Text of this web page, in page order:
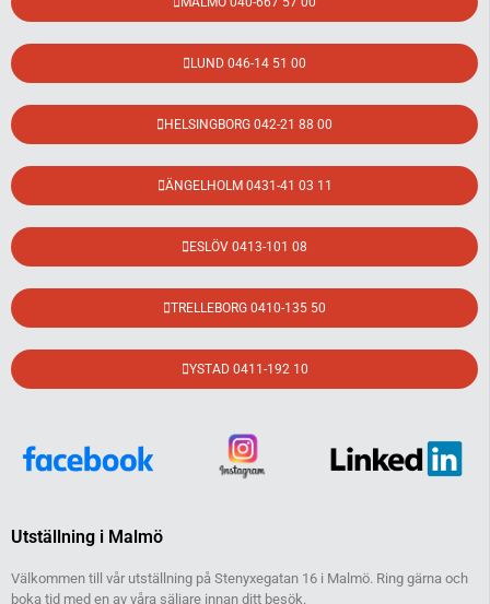
LUND 046-14 51 00
HELSINGBORG 042-21 88 00
ÄNGELHOLM 0431-41 03 11
ESLÖV 0413-101 08
TRELLEBORG 0410-135 50
YSTAD 0411-192 10
Utställning i Malmö
Välkommen till vår utställning på Stenyxegatan 16 i Malmö. Ring gärna och
boka tid med en av våra säljare innan ditt besök.